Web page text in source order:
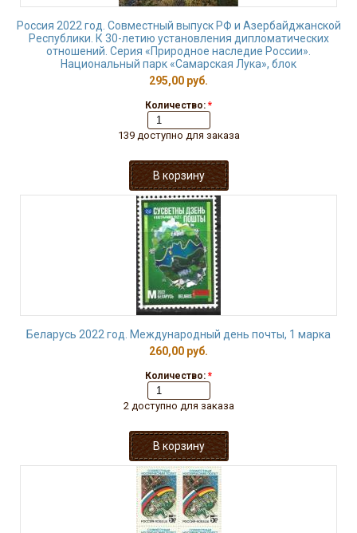
Россия 2022 год. Совместный выпуск РФ и Азербайджанской
Республики. К 30-летию установления дипломатических
отношений. Серия «Природное наследие России».
Национальный парк «Самарская Лука», блок
295,00 руб.
Количество: *
139 доступно для заказа
Беларусь 2022 год. Международный день почты, 1 марка
260,00 руб.
Количество: *
2 доступно для заказа